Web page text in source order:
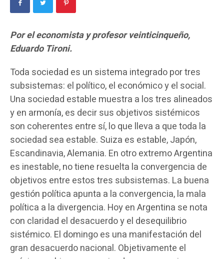
Por el economista y profesor veinticinqueño,
Eduardo Tironi.
Toda sociedad es un sistema integrado por tres
subsistemas: el político, el económico y el social.
Una sociedad estable muestra a los tres alineados
y en armonía, es decir sus objetivos sistémicos
son coherentes entre sí, lo que lleva a que toda la
sociedad sea estable. Suiza es estable, Japón,
Escandinavia, Alemania. En otro extremo Argentina
es inestable, no tiene resuelta la convergencia de
objetivos entre estos tres subsistemas. La buena
gestión política apunta a la convergencia, la mala
política a la divergencia. Hoy en Argentina se nota
con claridad el desacuerdo y el desequilibrio
sistémico. El domingo es una manifestación del
gran desacuerdo nacional. Objetivamente el